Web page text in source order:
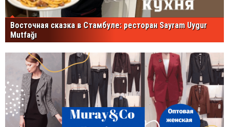
Восточная сказка в Стамбуле: ресторан Sayram Uygur
Mutfağı